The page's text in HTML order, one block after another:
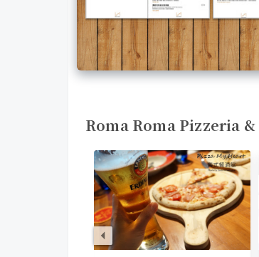
Roma Roma Pizzeria &